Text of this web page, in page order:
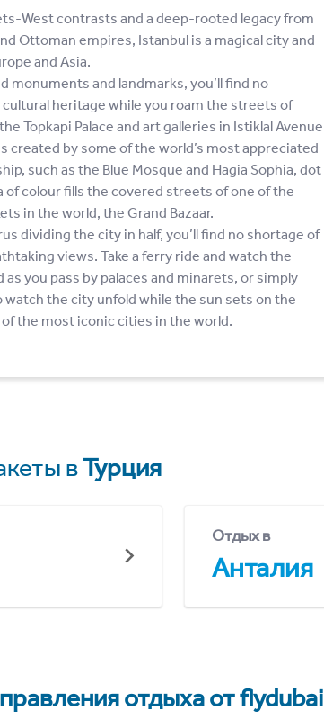
West contrasts and a deep-rooted legacy from
Ottoman empires, Istanbul is a magical city and
and Asia.
monuments and landmarks, you’ll find no
heritage while you roam the streets of
Topkapi Palace and art galleries in Istiklal Avenue
created by some of the world’s most appreciated
such as the Blue Mosque and Hagia Sophia, dot
of colour fills the covered streets of one of the
in the world, the Grand Bazaar.
dividing the city in half, you’ll find no shortage of
views. Take a ferry ride and watch the
as you pass by palaces and minarets, or simply
watch the city unfold while the sun sets on the
the most iconic cities in the world.
вТурция
Отдых в
Анталия
отдыха от flydubai